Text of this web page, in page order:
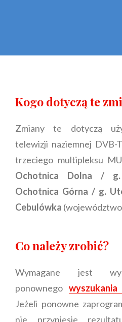
Kogo dotyczą te
Zmiany te dotyczą
telewizji naziemnej DVB-
trzeciego multipleksu
Ochotnica Dolna /
Ochotnica Górna / g.
Cebulówka (województwo
Co należy zrobić?
Wymagane jest
ponownego
Jeżeli ponowne
nie przyniesie